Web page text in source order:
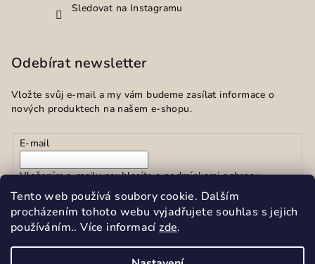
Tento web používá soubory cookie. Dalším
procházením tohoto webu vyjadřujete souhlas s jejich
používáním.. Více informacízde.
Sledovat na Instagramu
Odebírat newsletter
Vložte svůj e-mail a my vám budeme zasílat informace o
nových produktech na našem e-shopu.
E-mail
Vložením e-mailu souhlasíte spodmínkami ochrany
osobních údajů
Přihlásit se